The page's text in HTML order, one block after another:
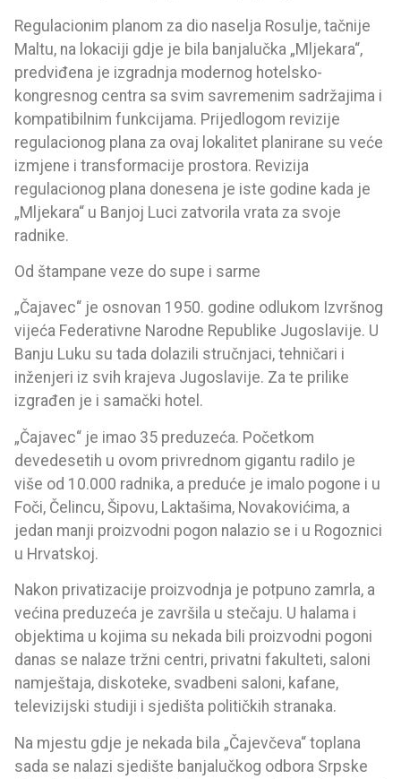
Regulacionim planom za dio naselja Rosulje, tačnije
Maltu, na lokaciji gdje je bila banjalučka „Mljekara“,
predviđena je izgradnja modernog hotelsko-
kongresnog centra sa svim savremenim sadržajima i
kompatibilnim funkcijama. Prijedlogom revizije
regulacionog plana za ovaj lokalitet planirane su veće
izmjene i transformacije prostora. Revizija
regulacionog plana donesena je iste godine kada je
„Mljekara“ u Banjoj Luci zatvorila vrata za svoje
radnike.
Od štampane veze do supe i sarme
„Čajavec“ je osnovan 1950. godine odlukom Izvršnog
vijeća Federativne Narodne Republike Jugoslavije. U
Banju Luku su tada dolazili stručnjaci, tehničari i
inženjeri iz svih krajeva Jugoslavije. Za te prilike
izgrađen je i samački hotel.
„Čajavec“ je imao 35 preduzeća. Početkom
devedesetih u ovom privrednom gigantu radilo je
više od 10.000 radnika, a preduće je imalo pogone i u
Foči, Čelincu, Šipovu, Laktašima, Novakovićima, a
jedan manji proizvodni pogon nalazio se i u Rogoznici
u Hrvatskoj.
Nakon privatizacije proizvodnja je potpuno zamrla, a
većina preduzeća je završila u stečaju. U halama i
objektima u kojima su nekada bili proizvodni pogoni
danas se nalaze tržni centri, privatni fakulteti, saloni
namještaja, diskoteke, svadbeni saloni, kafane,
televizijski studiji i sjedišta političkih stranaka.
Na mjestu gdje je nekada bila „Čajevčeva“ toplana
sada se nalazi sjedište banjalučkog odbora Srpske